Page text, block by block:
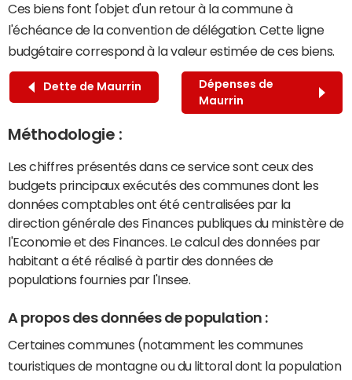
Ces biens font l'objet d'un retour à la commune à
l'échéance de la convention de délégation. Cette ligne
budgétaire correspond à la valeur estimée de ces biens.
Dette de Maurrin
Dépenses de
Maurrin
Méthodologie :
Les chiffres présentés dans ce service sont ceux des
budgets principaux exécutés des communes dont les
données comptables ont été centralisées par la
direction générale des Finances publiques du ministère de
l'Economie et des Finances. Le calcul des données par
habitant a été réalisé à partir des données de
populations fournies par l'Insee.
A propos des données de population :
Certaines communes (notamment les communes
touristiques de montagne ou du littoral dont la population